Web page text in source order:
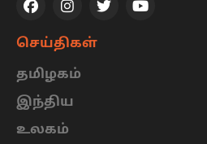
செய்திகள்
தமிழகம்
இந்திய
உலகம்